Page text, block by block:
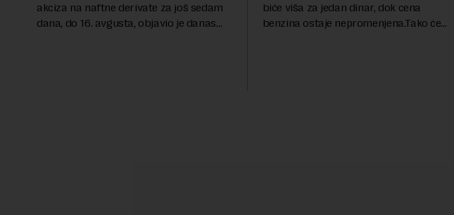
akciza na naftne derivate za još sedam
dana, do 16. avgusta, objavio je danas
biće viša za jedan dinar, dok cena
benzina ostaje nepromenjena.Tako će